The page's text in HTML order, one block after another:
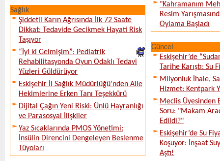
Sağlık
Şiddetli Karın Ağrısında İlk 72 Saate
Dikkat: Tedavide Gecikmek Hayati Risk
Taşıyor
“İyi ki Gelmişim”: Pediatrik
Rehabilitasyonda Oyun Odaklı Tedavi
Yüzleri Güldürüyor
Eskişehir İl Sağlık Müdürlüğü’nden Aile
Hekimlerine Erken Tanı Teşekkürü
Dijital Çağın Yeni Riski: Ünlü Hayranlığı
ve Parasosyal İlişkiler
Yaz Sıcaklarında PMOS Yönetimi:
İnsülin Direncini Dengeleyen Beslenme
Tüyoları
"Kahramanım
Resim
Oylama Başladı
Güncel
Eskişehir’de
Tarihe Karıştı: Su
Milyonluk İhale,
Hizmet: Kentpark
Meclis Üyesinden
Soru: "Makam
Edildi?"
Eskişehir’de Su
Koşuyor: İnşaat
Aştı!